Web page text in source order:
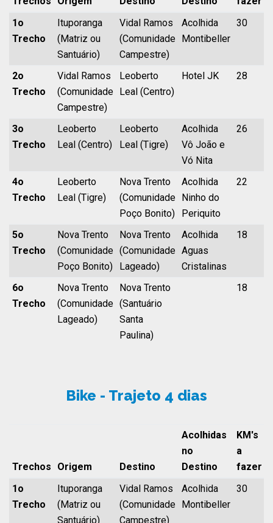
1o
Trecho
Ituporanga
(Matriz ou
Santuário)
Vidal Ramos
(Comunidade
Campestre)
Acolhida
Montibeller
30
2o
Trecho
Vidal Ramos
(Comunidade
Campestre)
Leoberto
Leal (Centro)
Hotel JK 28
3o
Trecho
Leoberto
Leal (Centro)
Leoberto
Leal (Tigre)
Acolhida
Vô João e
Vó Nita
26
4o
Trecho
Leoberto
Leal (Tigre)
Nova Trento
(Comunidade
Poço Bonito)
Acolhida
Ninho do
Periquito
22
5o
Trecho
Nova Trento
(Comunidade
Poço Bonito)
Nova Trento
(Comunidade
Lageado)
Acolhida
Aguas
Cristalinas
18
6o
Trecho
Nova Trento
(Comunidade
Lageado)
Nova Trento
(Santuário
Santa
Paulina)
18
Bike - Trajeto 4 dias
Trechos Origem Destino
Acolhidas
no
Destino
KM's
a
fazer
1o
Trecho
Ituporanga
(Matriz ou
Santuário)
Vidal Ramos
(Comunidade
Campestre)
Acolhida
Montibeller
30